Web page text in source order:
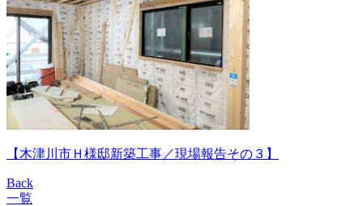
【木津川市Ｈ様邸新築工事／現場報告その３】
Back
一覧